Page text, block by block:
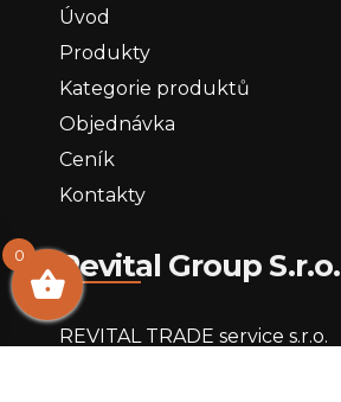
Úvod
Produkty
Kategorie produktů
Objednávka
Ceník
Kontakty
Revital Group S.r.o.
REVITAL TRADE service s.r.o.
0